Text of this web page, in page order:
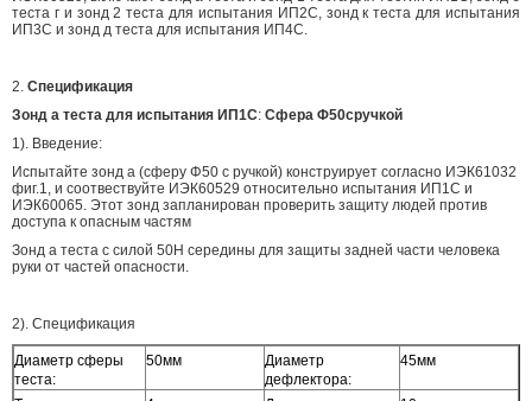
теста г и зонд 2 теста для испытания ИП2С, зонд к теста для испытания
ИП3С и зонд д теста для испытания ИП4С.
2. Спецификация
Зонд а теста для испытания ИП1С: Сфера Φ50сручкой
1). Введение:
Испытайте зонд а (сферу Φ50 с ручкой) конструирует согласно ИЭК61032
фиг.1, и соотвествуйте ИЭК60529 относительно испытания ИП1С и
ИЭК60065. Этот зонд запланирован проверить защиту людей против
доступа к опасным частям
Зонд а теста с силой 50Н середины для защиты задней части человека
руки от частей опасности.
2). Спецификация
Диаметр сферы
теста:
50мм
Диаметр
дефлектора:
45мм